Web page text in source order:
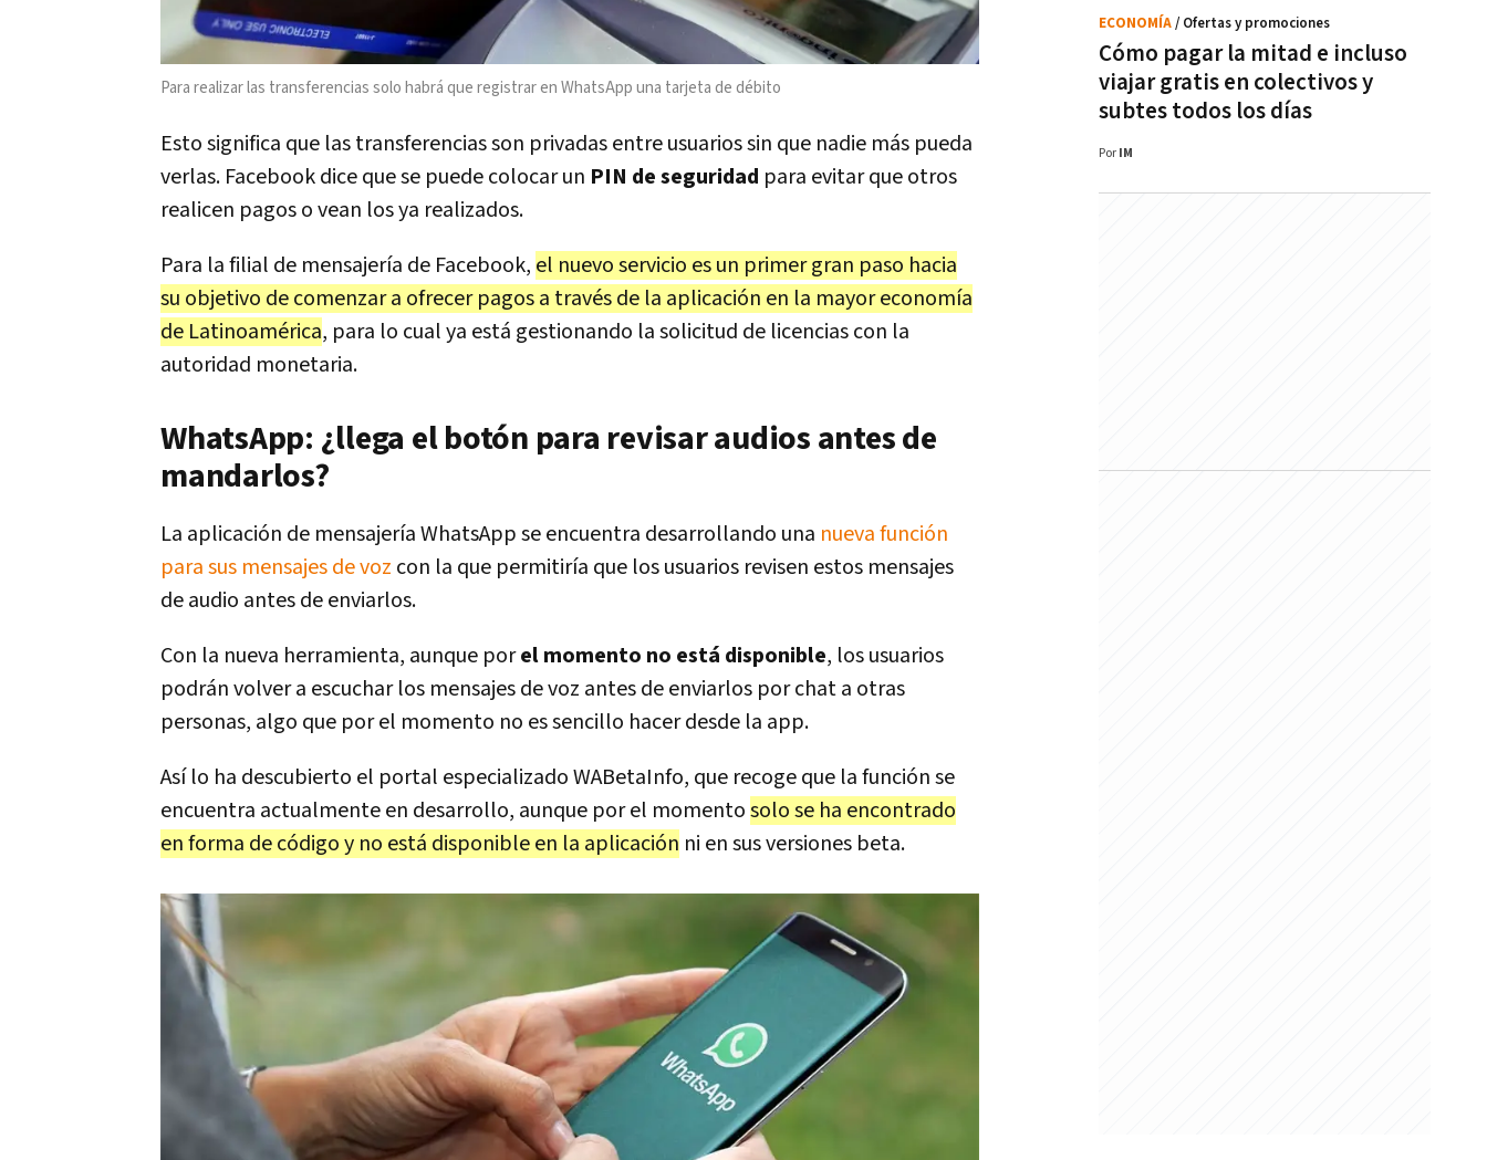
Para realizar las transferencias solo habrá que registrar en WhatsApp una tarjeta de débito
Esto significa que las transferencias son privadas entre usuarios sin que nadie más pueda
verlas. Facebook dice que se puede colocar un PIN de seguridad para evitar que otros
realicen pagos o vean los ya realizados.
Para la filial de mensajería de Facebook, el nuevo servicio es un primer gran paso hacia
su objetivo de comenzar a ofrecer pagos a través de la aplicación en la mayor economía
de Latinoamérica, para lo cual ya está gestionando la solicitud de licencias con la
autoridad monetaria.
WhatsApp: ¿llega el botón para revisar audios antes de
mandarlos?
La aplicación de mensajería WhatsApp se encuentra desarrollando una nueva función
para sus mensajes de voz con la que permitiría que los usuarios revisen estos mensajes
de audio antes de enviarlos.
Con la nueva herramienta, aunque porel momento no está disponible, los usuarios
podrán volver a escuchar los mensajes de voz antes de enviarlos por chat a otras
personas, algo que por el momento no es sencillo hacer desde la app.
Así lo ha descubierto el portal especializado WABetaInfo, que recoge que la función se
encuentra actualmente en desarrollo, aunque por el momentosolo se ha encontrado
en forma de código y no está disponible en la aplicación ni en sus versiones beta.
Cómo pagar la mitad e incluso
viajar gratis en colectivos y
subtes todos los días
ECONOMÍA/ Ofertas y promociones
Por IM